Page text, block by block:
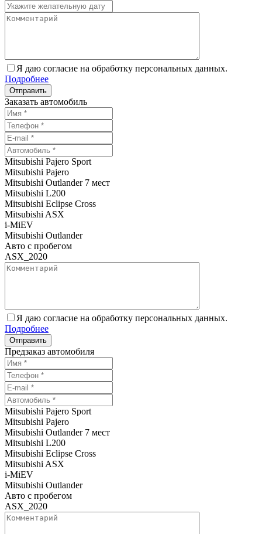
Я даю согласие на обработку персональных данных.
Подробнее
Заказать автомобиль
Mitsubishi Pajero Sport
Mitsubishi Pajero
Mitsubishi Outlander 7 мест
Mitsubishi L200
Mitsubishi Eclipse Cross
Mitsubishi ASX
i-MiEV
Mitsubishi Outlander
Авто с пробегом
ASX_2020
Я даю согласие на обработку персональных данных.
Подробнее
Предзаказ автомобиля
Mitsubishi Pajero Sport
Mitsubishi Pajero
Mitsubishi Outlander 7 мест
Mitsubishi L200
Mitsubishi Eclipse Cross
Mitsubishi ASX
i-MiEV
Mitsubishi Outlander
Авто с пробегом
ASX_2020